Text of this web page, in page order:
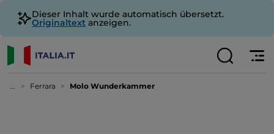
Dieser Inhalt wurde automatisch übersetzt.
Originaltext anzeigen.
... Ferrara Molo Wunderkammer